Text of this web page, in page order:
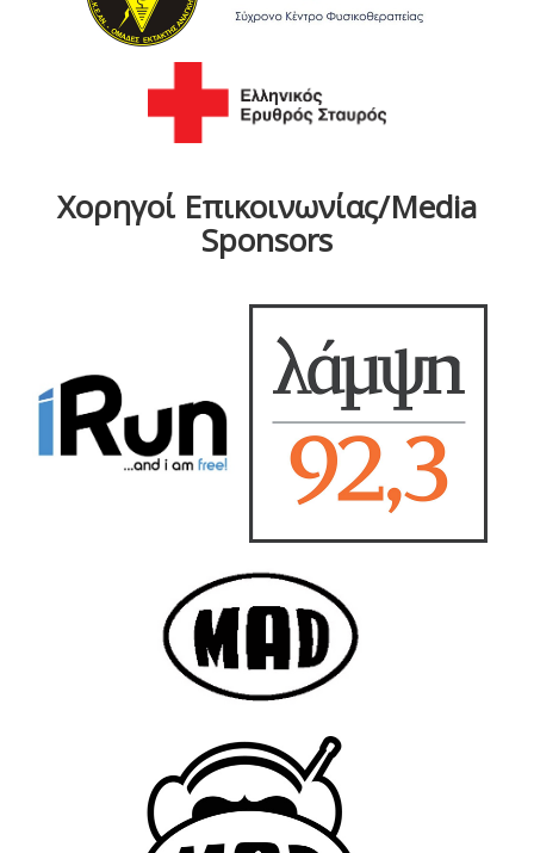
Χορηγοί Επικοινωνίας/Media
Sponsors